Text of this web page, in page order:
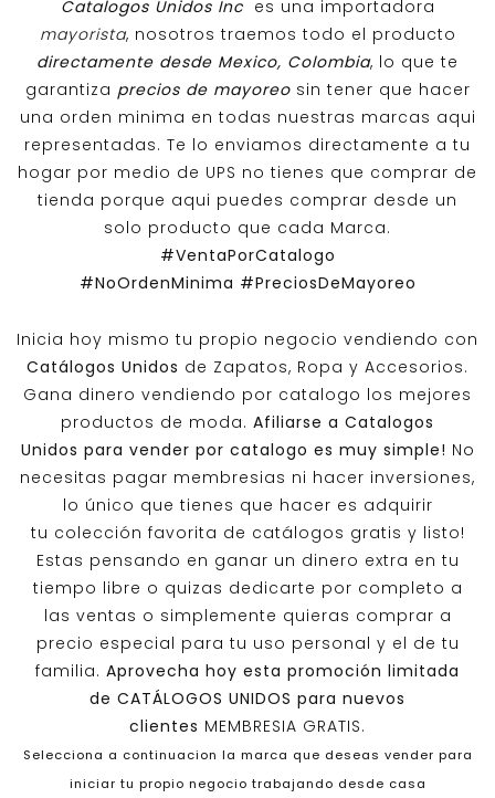
Catalogos Unidos Inc es una importadora
mayorista, nosotros traemos todo el producto
directamente desde Mexico, Colombia, lo que te
garantiza precios de mayoreosin tener que hacer
una orden minima en todas nuestras marcas aqui
representadas. Te lo enviamos directamente a tu
hogar por medio de UPS no tienes que comprar de
tienda porque aqui puedes comprar desde un
solo producto que cada Marca.
#VentaPorCatalogo
#NoOrdenMinima #PreciosDeMayoreo
Inicia hoy mismo tu propio negocio vendiendo con
Catálogos Unidos de Zapatos, Ropa y Accesorios.
Gana dinero vendiendo por catalogo los mejores
productos de moda. Afiliarse a Catalogos
Unidos para vender por catalogo es muy simple! No
necesitas pagar membresias ni hacer inversiones,
lo único que tienes que hacer es adquirir
tu colección favorita de catálogos gratis y listo!
Estas pensando en ganar un dinero extra en tu
tiempo libre o quizas dedicarte por completo a
las ventas o simplemente quieras comprar a
precio especial para tu uso personal y el de tu
familia. Aprovecha hoy esta promoción limitada
de CATÁLOGOS UNIDOS para nuevos
clientes MEMBRESIA GRATIS.
Selecciona a continuacion la marca que deseas vender para
iniciar tu propio negocio trabajando desde casa